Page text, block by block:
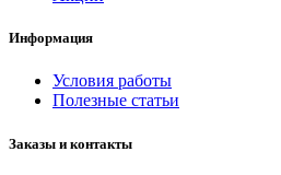
Информация
Условия работы
Полезные статьи
Заказы и контакты